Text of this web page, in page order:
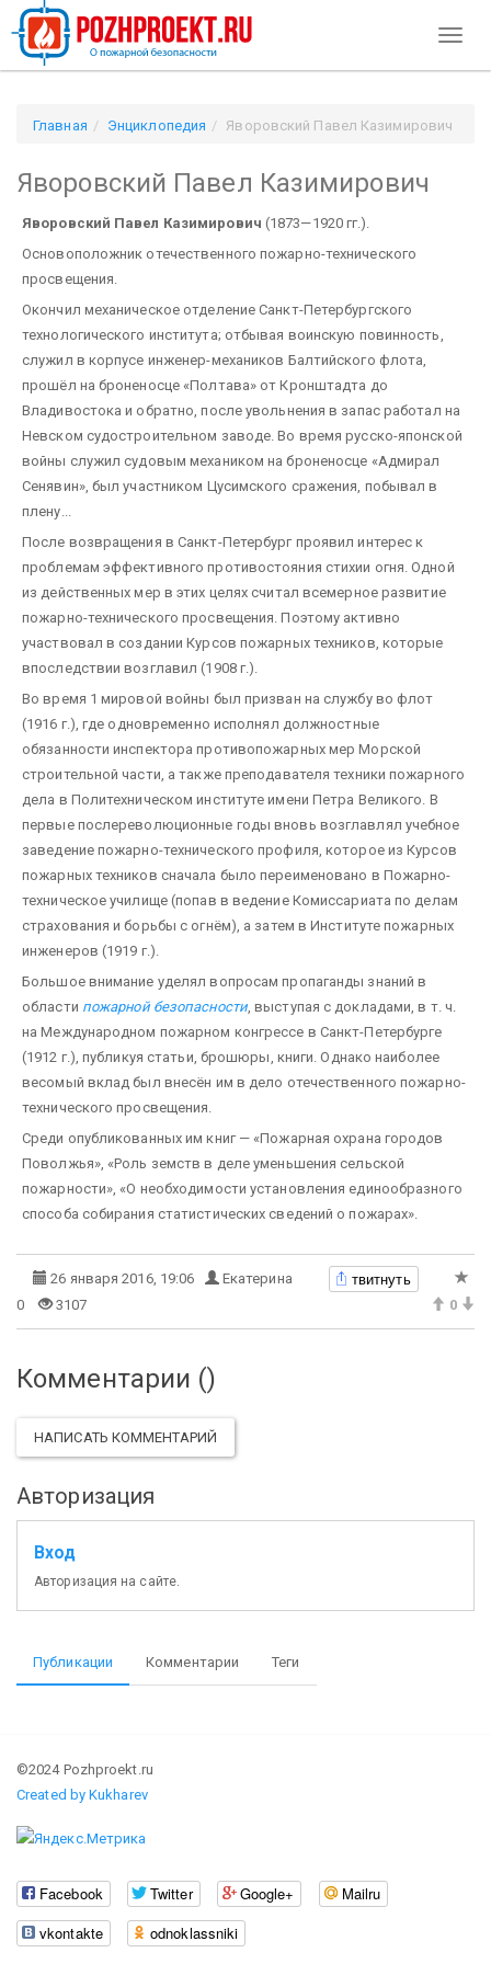
Главная Энциклопедия Яворовский Павел Казимирович
Яворовский Павел Казимирович
Яворовский Павел Казимирович (1873—1920 гг.).
Основоположник отечественного пожарно-технического
просвещения.
Окончил механическое отделение Санкт-Петербургского
технологического института; отбывая воинскую повинность,
служил в корпусе инженер-механиков Балтийского флота,
прошёл на броненосце «Полтава» от Кронштадта до
Владивостока и обратно, после увольнения в запас работал на
Невском судостроительном заводе. Во время русско-японской
войны служил судовым механиком на броненосце «Адмирал
Сенявин», был участником Цусимского сражения, побывал в
плену...
После возвращения в Санкт-Петербург проявил интерес к
проблемам эффективного противостояния стихии огня. Одной
из действенных мер в этих целях считал всемерное развитие
пожарно-технического просвещения. Поэтому активно
участвовал в создании Курсов пожарных техников, которые
впоследствии возглавил (1908 г.).
Во время 1 мировой войны был призван на службу во флот
(1916 г.), где одновременно исполнял должностные
обязанности инспектора противопожарных мер Морской
строительной части, а также преподавателя техники пожарного
дела в Политехническом институте имени Петра Великого. В
первые послереволюционные годы вновь возглавлял учебное
заведение пожарно-технического профиля, которое из Курсов
пожарных техников сначала было переименовано в Пожарно-
техническое училище (попав в ведение Комиссариата по делам
страхования и борьбы с огнём), а затем в Институте пожарных
инженеров (1919 г.).
Большое внимание уделял вопросам пропаганды знаний в
области пожарной безопасности, выступая с докладами, в т. ч.
на Международном пожарном конгрессе в Санкт-Петербурге
(1912 г.), публикуя статьи, брошюры, книги. Однако наиболее
весомый вклад был внесён им в дело отечественного пожарно-
технического просвещения.
Среди опубликованных им книг — «Пожарная охрана городов
Поволжья», «Роль земств в деле уменьшения сельской
пожарности», «О необходимости установления единообразного
способа собирания статистических сведений о пожарах».
26 января 2016, 19:06 Екатерина твитнуть
0 3107 0
Комментарии ()
НАПИСАТЬ КОММЕНТАРИЙ
Авторизация
Вход
Авторизация на сайте.
Публикации Комментарии Теги
©2024 Pozhproekt.ru
Created by Kukharev
Facebook Twitter Google+
Mailru
vkontakte
odnoklassniki